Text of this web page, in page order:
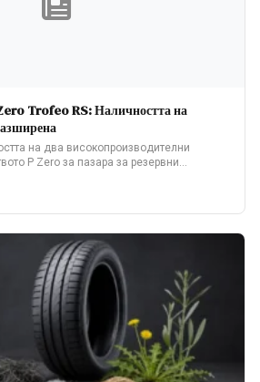
Trofeo RS: Наличността на
на два високопроизводителни
P Zero за пазара за резервни…